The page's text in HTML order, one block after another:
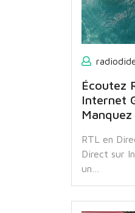
Écoutez
Internet
RTL en
Direct sur
un…